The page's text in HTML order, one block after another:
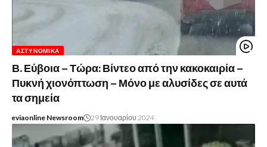
ΑΣΤΥΝΟΜΙΚΆ
Β. Εύβοια – Τώρα: Βίντεο από την κακοκαιρία –
Πυκνή χιονόπτωση – Μόνο με αλυσίδες σε αυτά
τα σημεία
eviaonline Newsroom 29 Ιανουαρίου 2024